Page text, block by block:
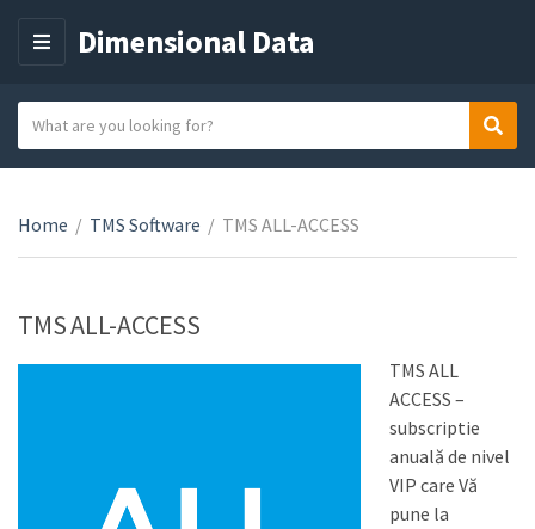
M
Dimensional Data
a
e
g
y
n
e
a
c
h
e
Home / TMS Software / TMS ALL-ACCESS
TMS ALL-ACCESS
TMS ALL
ACCESS –
subscriptie
anuală de nivel
VIP care Vă
pune la